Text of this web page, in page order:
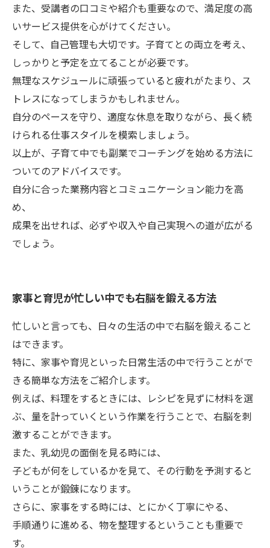
また、受講者の口コミや紹介も重要なので、満足度の高
いサービス提供を心がけてください。
そして、自己管理も大切です。子育てとの両立を考え、
しっかりと予定を立てることが必要です。
無理なスケジュールに頑張っていると疲れがたまり、ス
トレスになってしまうかもしれません。
自分のペースを守り、適度な休息を取りながら、長く続
けられる仕事スタイルを模索しましょう。
以上が、子育て中でも副業でコーチングを始める方法に
ついてのアドバイスです。
自分に合った業務内容とコミュニケーション能力を高
め、
成果を出せれば、必ずや収入や自己実現への道が広がる
でしょう。
家事と育児が忙しい中でも右脳を鍛える方法
忙しいと言っても、日々の生活の中で右脳を鍛えること
はできます。
特に、家事や育児といった日常生活の中で行うことがで
きる簡単な方法をご紹介します。
例えば、料理をするときには、レシピを見ずに材料を選
ぶ、量を計っていくという作業を行うことで、右脳を刺
激することができます。
また、乳幼児の面倒を見る時には、
子どもが何をしているかを見て、その行動を予測すると
いうことが鍛錬になります。
さらに、家事をする時には、とにかく丁寧にやる、
手順通りに進める、物を整理するということも重要で
す。